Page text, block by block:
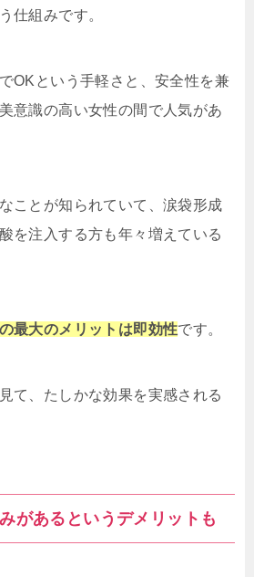
仕組みです。
OKという手軽さと、安全性を兼
意識の高い女性の間で人気があ
ことが知られていて、涙袋形成
を注入する方も年々増えている
最大のメリットは即効性です。
て、たしかな効果を実感される
があるというデメリットも